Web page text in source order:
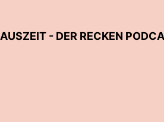
AUSZEIT - DER RECKEN